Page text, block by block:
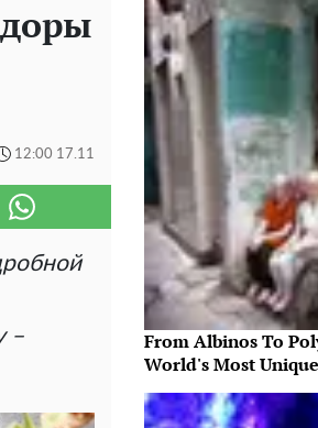
12:00 17.11
–
From Albinos To
World's Most